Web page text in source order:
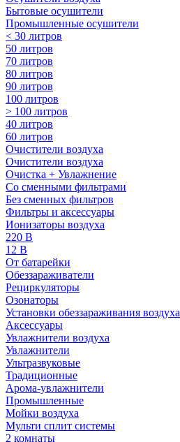
Бытовые осушители
Промышленные осушители
< 30 литров
50 литров
70 литров
80 литров
90 литров
100 литров
> 100 литров
40 литров
60 литров
Очистители воздуха
Очистители воздуха
Очистка + Увлажнение
Cо сменными фильтрами
Без сменных фильтров
Фильтры и аксессуары
Ионизаторы воздуха
220 В
12 В
От батарейки
Обеззараживатели
Рециркуляторы
Озонаторы
Установки обеззараживания воздуха
Аксессуары
Увлажнители воздуха
Увлажнители
Ультразвуковые
Традиционные
Арома-увлажнители
Промышленные
Мойки воздуха
Мульти сплит системы
2 комнаты